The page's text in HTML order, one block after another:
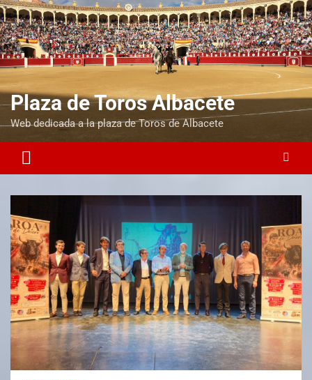
Plaza de Toros Albacete
Web dedicada a la plaza de Toros de Albacete